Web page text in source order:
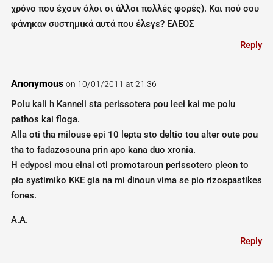
χρόνο που έχουν όλοι οι άλλοι πολλές φορές). Και πού σου
φάνηκαν συστημικά αυτά που έλεγε? ΕΛΕΟΣ
Reply
Anonymous on 10/01/2011 at 21:36
Polu kali h Kanneli sta perissotera pou leei kai me polu
pathos kai floga.
Alla oti tha milouse epi 10 lepta sto deltio tou alter oute pou
tha to fadazosouna prin apo kana duo xronia.
H edyposi mou einai oti promotaroun perissotero pleon to
pio systimiko KKE gia na mi dinoun vima se pio rizospastikes
fones.
A.A.
Reply